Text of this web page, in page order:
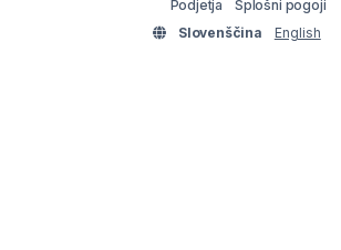
Podjetja
Splošni pogoji
Slovenščina
English